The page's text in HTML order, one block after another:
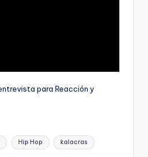
para Reacción y
Hip Hop kalacras